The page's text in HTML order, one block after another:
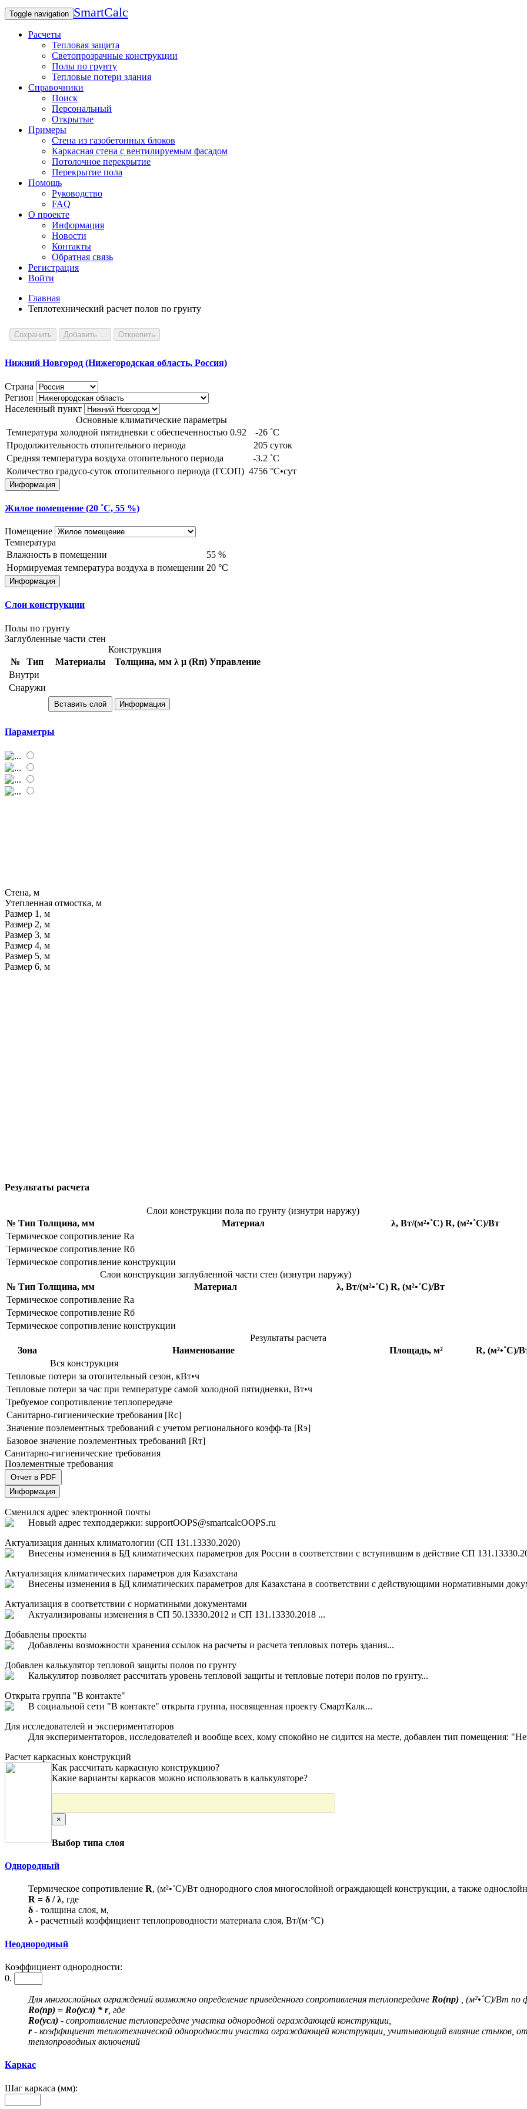
Toggle navigation SmartCalc
Расчеты
Тепловая защита
Светопрозрачные конструкции
Полы по грунту
Тепловые потери здания
Справочники
Поиск
Персональный
Открытые
Примеры
Стена из газобетонных блоков
Каркасная стена с вентилируемым фасадом
Потолочное перекрытие
Перекрытие пола
Помощь
Руководство
FAQ
О проекте
Информация
Новости
Контакты
Обратная связь
Регистрация
Войти
Главная
Теплотехнический расчет полов по грунту
Сохранить Добавить ... Открепить
Нижний Новгород (Нижегородская область, Россия)
Страна
Регион
Населенный пункт
Основные климатические параметры
Температура холодной пятидневки с обеспеченностью 0.92
-26 ˚С
Продолжительность отопительного периода
205 суток
Средняя температура воздуха отопительного периода
-3.2 ˚С
Количество градусо-суток отопительного периода (ГСОП) 4756 °С•сут
Информация
Жилое помещение (20 ˚С, 55 %)
Помещение
Температура
Влажность в помещении
55 %
Нормируемая температура воздуха в помещении 20 °С
Информация
Слои конструкции
Полы по грунту
Заглубленные части стен
Конструкция
№
Тип Материалы Толщина, мм λ μ (Rп) Управление
Внутри
Снаружи
Вставить слой Информация
Параметры
Стена, м
Утепленная отмостка, м
Размер 1, м
Размер 2, м
Размер 3, м
Размер 4, м
Размер 5, м
Размер 6, м
Результаты расчета
Слои конструкции пола по грунту (изнутри наружу)
№ Тип Толщина, мм Материал λ, Вт/(м²•˚С) R, (м²•˚С)/Вт
Термическое сопротивление Rа
Термическое сопротивление Rб
Термическое сопротивление конструкции
Слои конструкции заглубленной части стен (изнутри наружу)
№ Тип Толщина, мм Материал λ, Вт/(м²•˚С) R, (м²•˚С)/Вт
Термическое сопротивление Rа
Термическое сопротивление Rб
Термическое сопротивление конструкции
Результаты расчета
Зона
Наименование Площадь, м² R, (м²•˚С)/
Вся конструкция
Тепловые потери за отопительный сезон, кВт•ч
Тепловые потери за час при температуре самой холодной пятидневки, Вт•ч
Требуемое сопротивление теплопередаче
Санитарно-гигиенические требования [Rс]
Значение поэлементных требований с учетом регионального коэфф-та [Rэ]
Базовое значение поэлементных требований [Rт]
Санитарно-гигиенические требования
Поэлементные требования
Отчет в PDF
Информация
Сменился адрес электронной почты
Новый адрес техподдержки: supportOOPS@smartcalcOOPS.ru
Актуализация данных климатологии (СП 131.13330.2020)
Внесены изменения в БД климатических параметров для России в соответствии с вступившим в действие СП
Актуализация климатических параметров для Казахстана
Внесены изменения в БД климатических параметров для Казахстана в соответствии с действующими нормативными
Актуализация в соответствии с норматиными документами
Актуализированы изменения в СП 50.13330.2012 и СП 131.13330.2018 ...
Добавлены проекты
Добавлены возможности хранения ссылок на расчеты и расчета тепловых потерь здания...
Добавлен калькулятор тепловой защиты полов по грунту
Калькулятор позволяет рассчитать уровень тепловой защиты и тепловые потери полов по грунту...
Открыта группа "В контакте"
В социальной сети "В контакте" открыта группа, посвященная проекту СмартКалк...
Для исследователей и экспериментаторов
Для экспериментаторов, исследователей и вообще всех, кому спокойно не сидится на месте, добавлен тип помещения:
Расчет каркасных конструкций
Как рассчитать каркасную конструкцию?
Какие варианты каркасов можно использовать в калькуляторе?
×
Выбор типа слоя
Однородный
Термическое сопротивление R, (м²•˚С)/Вт однородного слоя многослойной ограждающей конструкции, а также
R = δ / λ, где
δ - толщина слоя, м,
λ - расчетный коэффициент теплопроводности материала слоя, Вт/(м·°С)
Неоднородный
Коэффициент однородности:
0.
Для многослойных ограждений возможно определение приведенного сопротивления теплопередаче Ro(пр) , (м²•˚С)/Вт по
Ro(пр) = Ro(усл) * r, где
Ro(усл) - сопротивление теплопередаче участка однородной ограждающей конструкции,
r- коэффициент теплотехнической однородности участка ограждающей конструкции, учитывающий влияние стыков,
теплопроводных включений
Каркас
Шаг каркаса (мм):